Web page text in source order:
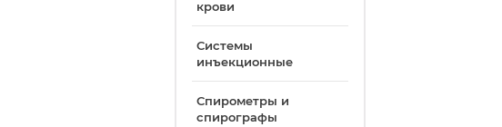
крови
Системы
инъекционные
Спирометры и
спирографы